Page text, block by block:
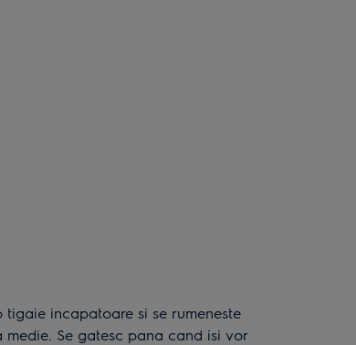
Se gatesc pana cand isi vor